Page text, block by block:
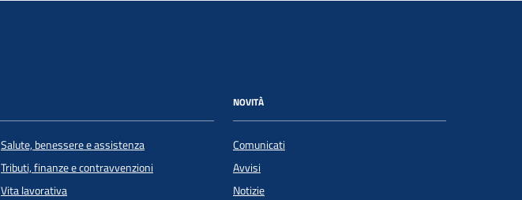
Salute, benessere e assistenza
Tributi, finanze e contravvenzioni
Vita lavorativa
NOVITÀ
Comunicati
Avvisi
Notizie